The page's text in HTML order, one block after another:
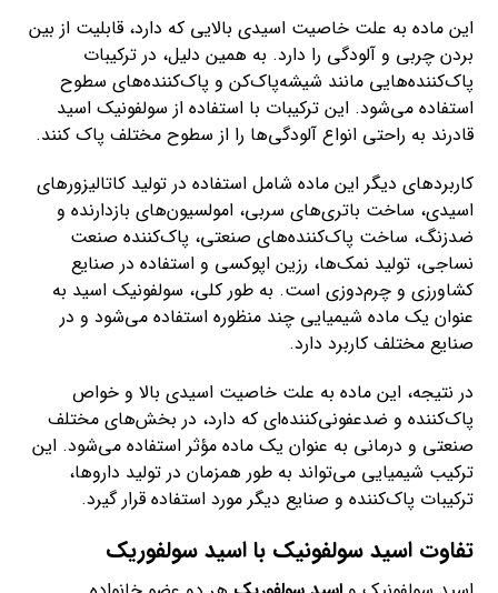
این ماده به علت خاصیت اسیدی بالایی که دارد، قابلیت از بین
بردن چربی و آلودگی را دارد. به همین دلیل، در ترکیبات
پاک‌کننده‌هایی مانند شیشه‌پاک‌کن و پاک‌کننده‌های سطوح
استفاده می‌شود. این ترکیبات با استفاده از سولفونیک اسید
قادرند به راحتی انواع آلودگی‌ها را از سطوح مختلف پاک کنند.
کاربردهای دیگر این ماده شامل استفاده در تولید کاتالیزورهای
اسیدی، ساخت باتری‌های سربی، امولسیون‌های بازدارنده و
ضدزنگ، ساخت پاک‌کننده‌های صنعتی، پاک‌کننده صنعت
نساجی، تولید نمک‌ها، رزین‌ اپوکسی و استفاده در صنایع
کشاورزی و چرم‌دوزی است. به طور کلی، سولفونیک اسید به
عنوان یک ماده شیمیایی چند منظوره استفاده می‌شود و در
صنایع مختلف کاربرد دارد.
در نتیجه، این ماده به علت خاصیت اسیدی بالا و خواص
پاک‌کننده و ضد‌عفونی‌کننده‌ای که دارد، در بخش‌های مختلف
صنعتی و درمانی به عنوان یک ماده مؤثر استفاده می‌شود. این
ترکیب شیمیایی می‌تواند به طور همزمان در تولید داروها،
ترکیبات پاک‌کننده و صنایع دیگر مورد استفاده قرار گیرد.
تفاوت اسید سولفونیک با اسید سولفوریک